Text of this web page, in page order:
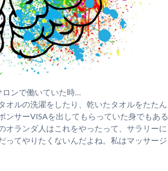
ロンで働いていた時…
オルの洗濯をしたり、乾いたタオルをたたん
ンサーVISAを出してもらっていた身でもある
オランダ人はこれをやったって、サラリーに
ってやりたくないんだよね。私はマッサージ